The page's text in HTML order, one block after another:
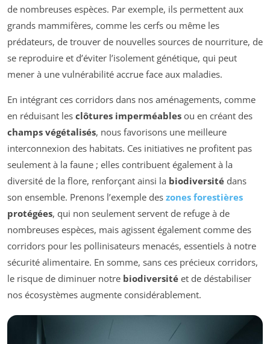
de nombreuses espèces. Par exemple, ils permettent aux
grands mammifères, comme les cerfs ou même les
prédateurs, de trouver de nouvelles sources de nourriture, de
se reproduire et d’éviter l’isolement génétique, qui peut
mener à une vulnérabilité accrue face aux maladies.
En intégrant ces corridors dans nos aménagements, comme
en réduisant les clôtures imperméables ou en créant des
champs végétalisés, nous favorisons une meilleure
interconnexion des habitats. Ces initiatives ne profitent pas
seulement à la faune ; elles contribuent également à la
diversité de la flore, renforçant ainsi la biodiversité dans
son ensemble. Prenons l’exemple des zones forestières
protégées, qui non seulement servent de refuge à de
nombreuses espèces, mais agissent également comme des
corridors pour les pollinisateurs menacés, essentiels à notre
sécurité alimentaire. En somme, sans ces précieux corridors,
le risque de diminuer notre biodiversité et de déstabiliser
nos écosystèmes augmente considérablement.